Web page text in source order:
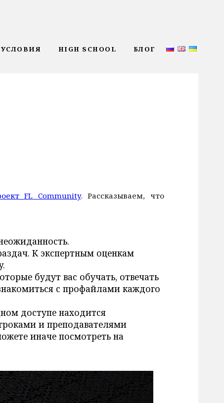
УСЛОВИЯ HIGH SCHOOL БЛОГ
FL Community. Рассказываем, что
К экспертным оценкам
будут вас обучать, отвечать
с профайлами каждого
доступе находится
и преподавателями
иначе посмотреть на